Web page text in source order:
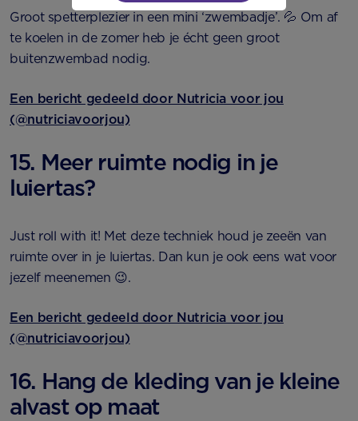
Groot spetterplezier in een mini ‘zwembadje’. 💦 Om af
te koelen in de zomer heb je écht geen groot
buitenzwembad nodig.
Een bericht gedeeld door Nutricia voor jou
(@nutriciavoorjou)
15. Meer ruimte nodig in je
luiertas?
Just roll with it! Met deze techniek houd je zeeën van
ruimte over in je luiertas. Dan kun je ook eens wat voor
jezelf meenemen 😉.
Een bericht gedeeld door Nutricia voor jou
(@nutriciavoorjou)
16. Hang de kleding van je kleine
alvast op maat